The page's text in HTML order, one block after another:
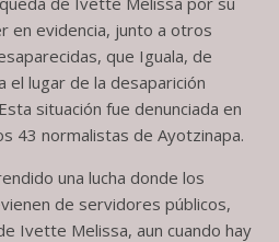
en evidencia, junto a otros
que Iguala, de
el lugar de la desaparición
situación fue denunciada en
43 normalistas de Ayotzinapa.
una lucha donde los
de servidores públicos,
Ivette Melissa, aun cuando hay